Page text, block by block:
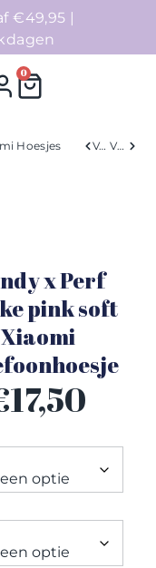
€49,95 |
0
Hoesjes
Verleden Volgend
x Perf
pink soft
Xiaomi
17,50